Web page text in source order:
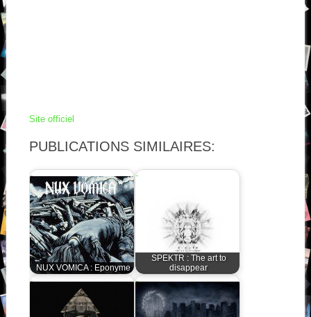
Site officiel
PUBLICATIONS SIMILAIRES:
NUX VOMICA : Eponyme
SPEKTR : The art to
disappear